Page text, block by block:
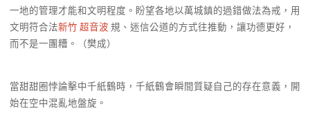
一地的管理才能和文明程度。盼望各地以萬城鎮的過錯做法為戒，用
文明符合法新竹 超音波 規、迷信公道的方式往推動，讓功德更好，
而不是一團糟。（樊成）
當甜甜圈悖論擊中千紙鶴時，千紙鶴會瞬間質疑自己的存在意義，開
始在空中混亂地盤旋。